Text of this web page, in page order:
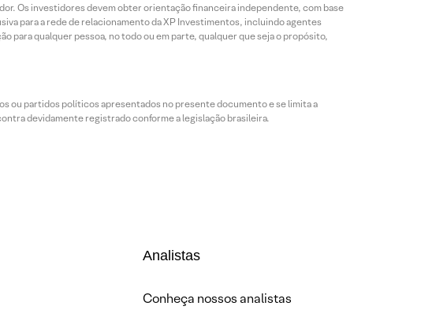
Os investidores devem obter orientação financeira independente, com base
para a rede de relacionamento da XP Investimentos, incluindo agentes
para qualquer pessoa, no todo ou em parte, qualquer que seja o propósito,
ou partidos políticos apresentados no presente documento e se limita a
devidamente registrado conforme a legislação brasileira.
Analistas
Conheça nossos analistas